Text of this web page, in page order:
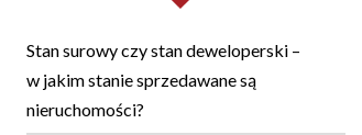
Stan surowy czy stan deweloperski –
w jakim stanie sprzedawane są
nieruchomości?